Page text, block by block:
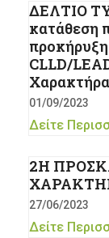
ΔΕΛΤΙΟ
κατάθεση
CLLD/
Χαρακτήρα
01/09/2023
Δείτε
2Η
27/06/2023
Δείτε